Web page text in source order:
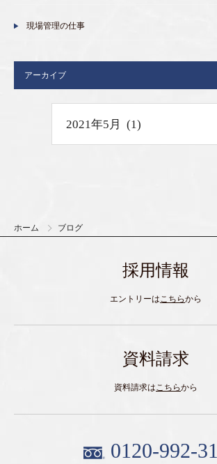
現場管理の仕事
アーカイブ
ホーム ブログ
採用情報
エントリーは こちらから
資料請求
資料請求はこちらから
0120-992-